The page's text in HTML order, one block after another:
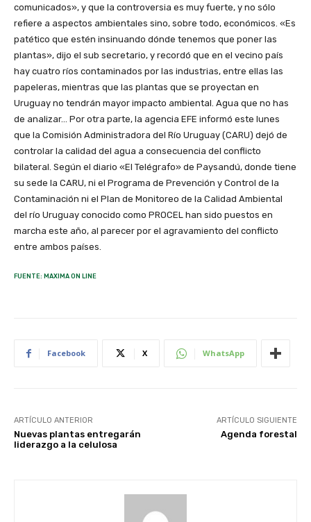
comunicados», y que la controversia es muy fuerte, y no sólo
refiere a aspectos ambientales sino, sobre todo, económicos. «Es
patético que estén insinuando dónde tenemos que poner las
plantas», dijo el sub secretario, y recordó que en el vecino país
hay cuatro ríos contaminados por las industrias, entre ellas las
papeleras, mientras que las plantas que se proyectan en
Uruguay no tendrán mayor impacto ambiental. Agua que no has
de analizar… Por otra parte, la agencia EFE informó este lunes
que la Comisión Administradora del Río Uruguay (CARU) dejó de
controlar la calidad del agua a consecuencia del conflicto
bilateral. Según el diario «El Telégrafo» de Paysandú, donde tiene
su sede la CARU, ni el Programa de Prevención y Control de la
Contaminación ni el Plan de Monitoreo de la Calidad Ambiental
del río Uruguay conocido como PROCEL han sido puestos en
marcha este año, al parecer por el agravamiento del conflicto
entre ambos países.
FUENTE: MAXIMA ON LINE
Facebook X WhatsApp
ARTÍCULO ANTERIOR
Nuevas plantas entregarán
liderazgo a la celulosa
ARTÍCULO SIGUIENTE
Agenda forestal